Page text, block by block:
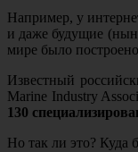
Например, у
и даже будущие
мире было
Известный
Marine Industry
130
Но так ли это? Куда